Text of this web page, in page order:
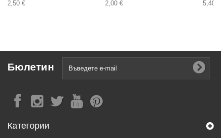
2,50 € 2,00 € 5,40 €
Бюлетин
Категории